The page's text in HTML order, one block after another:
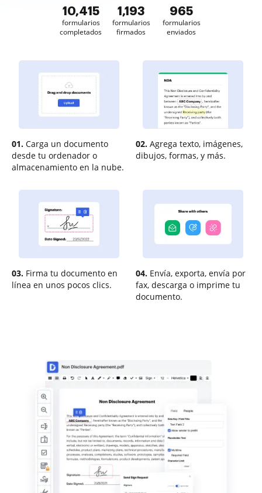
10,417
formularios
completados
1,193
formularios
firmados
965
formularios
enviados
01. Carga un documento
desde tu ordenador o
almacenamiento en la nube.
02. Agrega texto, imágenes,
dibujos, formas, y más.
03. Firma tu documento en
línea en unos pocos clics.
04. Envía, exporta, envía por
fax, descarga o imprime tu
documento.